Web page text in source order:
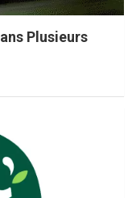
Plusieurs